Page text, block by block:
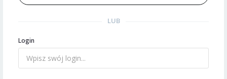
LUB
Login